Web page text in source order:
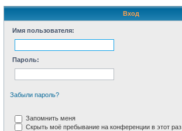
Вход
Имя пользователя:
Пароль:
Забыли пароль?
Запомнить меня
Скрыть моё пребывание на конференции в этот раз